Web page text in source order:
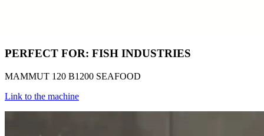
PERFECT FOR: FISH INDUSTRIES
MAMMUT 120 B1200 SEAFOOD
Link to the machine